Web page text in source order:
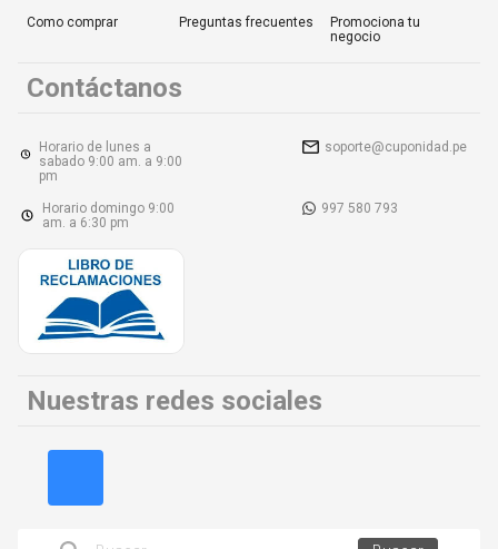
Como comprar Preguntas frecuentes
Promociona tu
negocio
Contáctanos
Horario de lunes a
sabado 9:00 am. a 9:00
pm
soporte@cuponidad.pe
Horario domingo 9:00
am. a 6:30 pm
997 580 793
Nuestras redes sociales